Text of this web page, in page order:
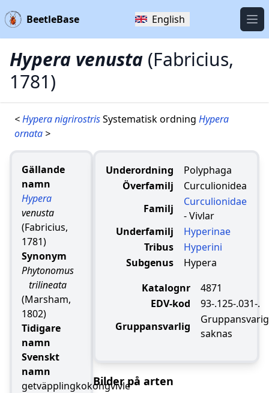
BeetleBase English
Hypera venusta (Fabricius,
1781)
<Hypera nigrirostrisSystematisk ordning Hypera
ornata >
Gällande
namn
Hypera
venusta
(Fabricius,
1781)
Synonym
Phytonomus
trilineata
(Marsham,
1802)
Tidigare
namn
Svenskt
namn
getväpplingkokongvivle
Underordning
Polyphaga
Överfamilj
Curculionidea
Familj
Curculionidae
- Vivlar
Underfamilj
Hyperinae
Tribus
Hyperini
Subgenus
Hypera
Katalognr
4871
EDV-kod
93-.125-.031-.
Gruppansvarlig
Gruppansvarig
saknas
Bilder på arten